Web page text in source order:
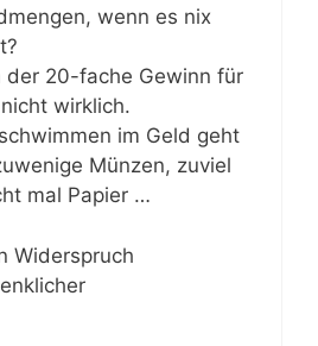
wenn es nix
der 20-fache Gewinn für
wirklich.
im Geld geht
Münzen, zuviel
mal Papier …
Widerspruch